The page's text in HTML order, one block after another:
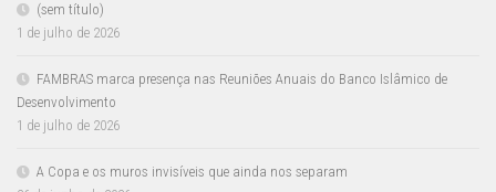
(sem título)
1 de julho de 2026
FAMBRAS marca presença nas Reuniões Anuais do Banco Islâmico de
Desenvolvimento
1 de julho de 2026
A Copa e os muros invisíveis que ainda nos separam